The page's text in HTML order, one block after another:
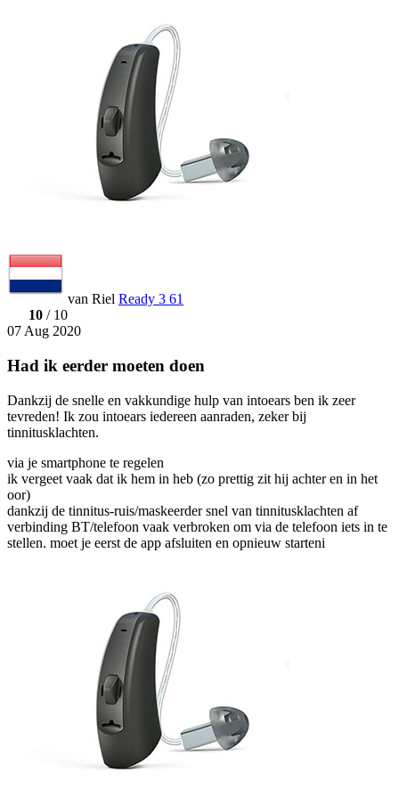
van Riel Ready 3 61
10 / 10
07 Aug 2020
Had ik eerder moeten doen
Dankzij de snelle en vakkundige hulp van intoears ben ik zeer
tevreden! Ik zou intoears iedereen aanraden, zeker bij
tinnitusklachten.
via je smartphone te regelen
ik vergeet vaak dat ik hem in heb (zo prettig zit hij achter en in het
oor)
dankzij de tinnitus-ruis/maskeerder snel van tinnitusklachten af
verbinding BT/telefoon vaak verbroken om via de telefoon iets in te
stellen. moet je eerst de app afsluiten en opnieuw starteni